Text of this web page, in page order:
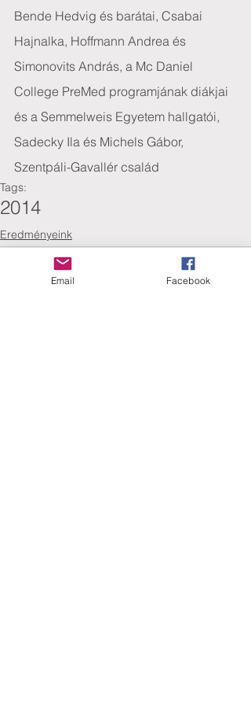
Bende Hedvig és barátai, Csabai
Hajnalka, Hoffmann Andrea és
Simonovits András, a Mc Daniel
College PreMed programjának diákjai
és a Semmelweis Egyetem hallgatói,
Sadecky Ila és Michels Gábor,
Szentpáli-Gavallér család
Tags:
2014
Eredményeink
Email Facebook